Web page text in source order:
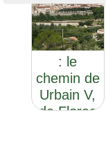
GR®670
Section 2
: le
chemin de
Urbain V,
de Florac